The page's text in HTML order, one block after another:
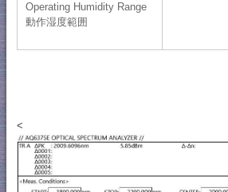
Operating Humidity Range
動作湿度範囲
<